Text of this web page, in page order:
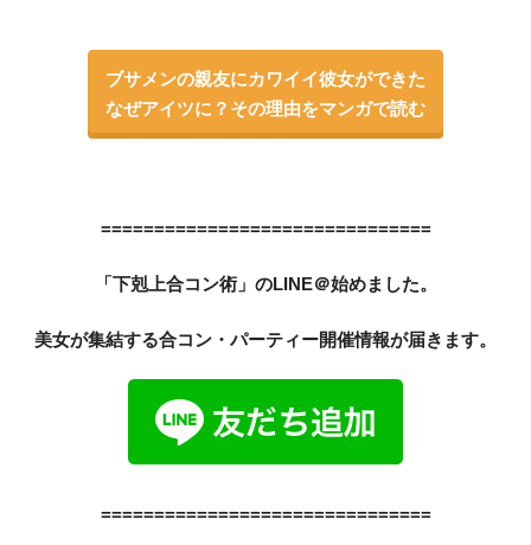
ブサメンの親友にカワイイ彼女ができた
なぜアイツに？その理由をマンガで読む
===============================
「下剋上合コン術」のLINE＠始めました。
美女が集結する合コン・パーティー開催情報が届きます。
===============================